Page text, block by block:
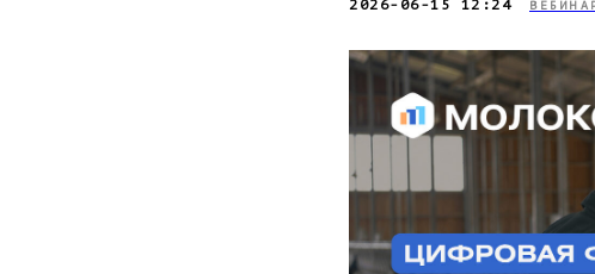
2026-06-15 12:24